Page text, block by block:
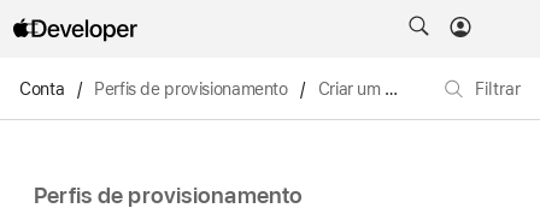
Conta / Perfis de provisionamento / Criar um perfil de provisionamento de desenvolvimento Filtrar
Perfis de provisionamento